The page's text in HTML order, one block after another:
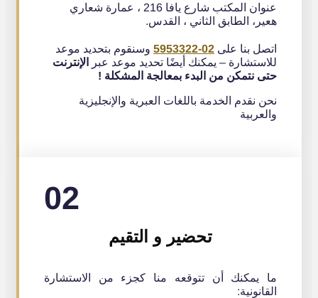
عنوان المكتب شارع يافا 216 ، عمارة شعاري
هعير، الطابق الثاني ، القدس.
اتصل بنا على 02-5953322
وسنقوم بتحديد موعد
للاستشارة – يمكنك أيضًا تحديد موعد عبر
الإنترنت
حتى نتمكن من البدء بمعالجة المشكلة !
نحن نقدم الخدمة باللغات العبرية والإنجليزية
والعربية
02
تحضير و التقيم
ما يمكنك أن تتوقعه منا كجزء من الاستشارة
القانونية: